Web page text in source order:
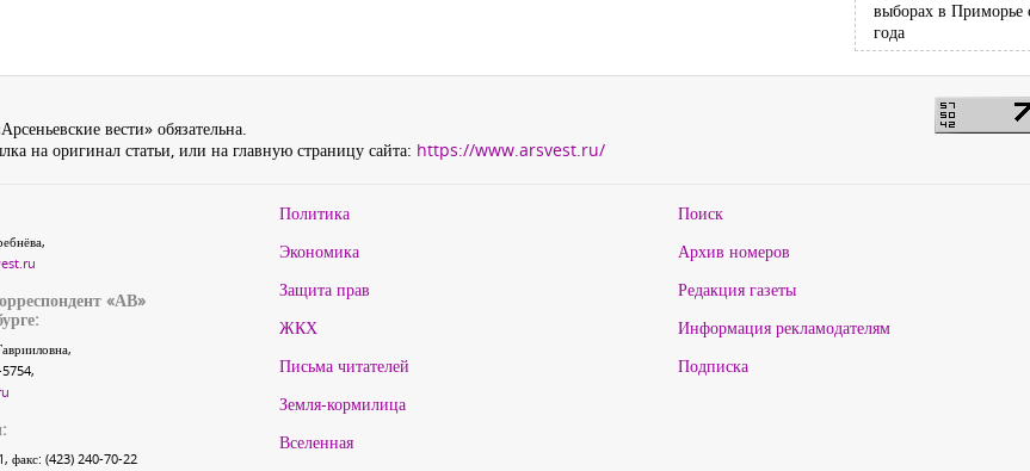
выборах в Приморье
года
вести» обязательна.
на оригинал статьи, или на главную страницу сайта: https://www.arsvest.ru/
«АВ»
факс: (423) 240-70-22
Политика
Экономика
Защита прав
ЖКХ
Письма читателей
Земля-кормилица
Вселенная
Поиск
Архив номеров
Редакция газеты
Информация рекламодателям
Подписка